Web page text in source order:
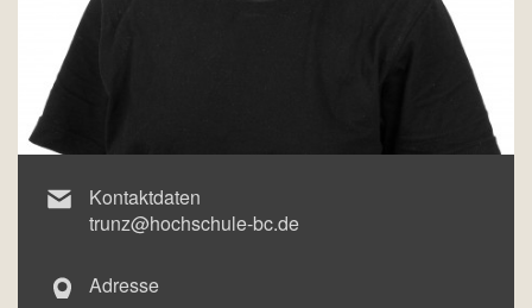
Kontaktdaten
trunz@hochschule-bc.de
Adresse